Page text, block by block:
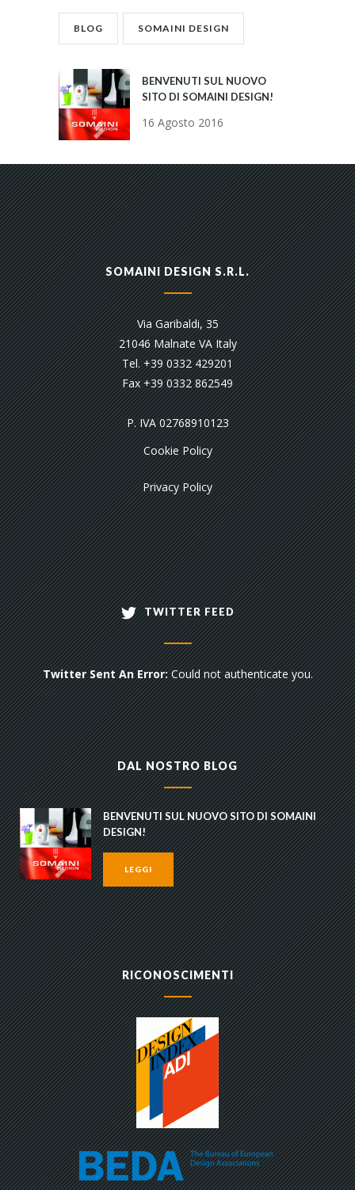
BLOG SOMAINI DESIGN
BENVENUTI SUL NUOVO
SITO DI SOMAINI DESIGN!
16 Agosto 2016
SOMAINI DESIGN S.R.L.
Via Garibaldi, 35
21046 Malnate VA Italy
Tel. +39 0332 429201
Fax +39 0332 862549
P. IVA 02768910123
Cookie Policy
Privacy Policy
TWITTER FEED
Twitter Sent An Error:Could not authenticate you.
DAL NOSTRO BLOG
BENVENUTI SUL NUOVO SITO DI SOMAINI
DESIGN!
LEGGI
RICONOSCIMENTI